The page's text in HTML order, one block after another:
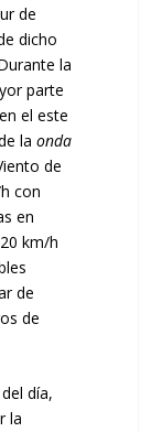
de
dicho
la
parte
el este
la onda
de
con
en
km/h
de
de
día,
la